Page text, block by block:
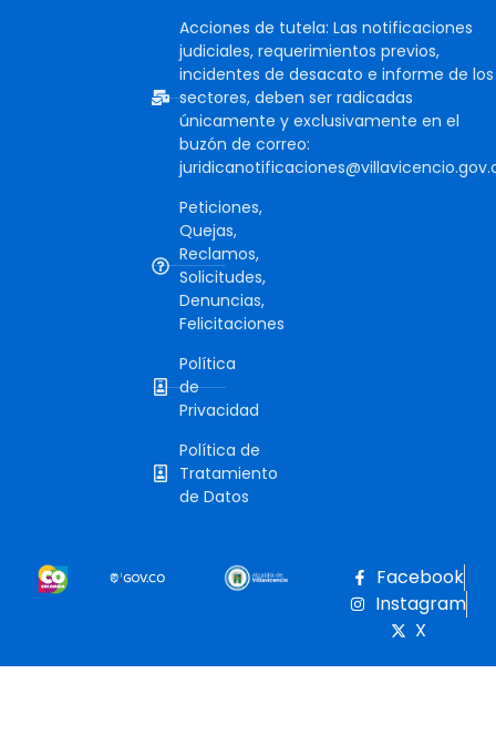
Acciones de tutela: Las notificaciones
judiciales, requerimientos previos,
incidentes de desacato e informe de los
sectores, deben ser radicadas
únicamente y exclusivamente en el
buzón de correo:
Peticiones,
Quejas,
Reclamos,
Solicitudes,
Denuncias,
Felicitaciones
Política
de
Privacidad
Política de
Tratamiento
de Datos
Facebook
Instagram
X